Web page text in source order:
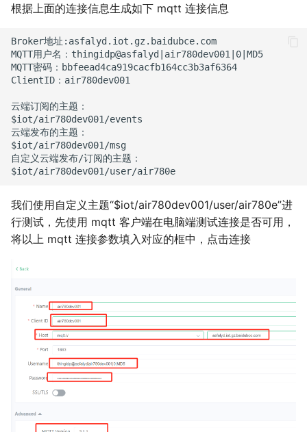
根据上面的连接信息生成如下 mqtt 连接信息
Broker地址:asfalyd.iot.gz.baidubce.com
MQTT用户名：thingidp@asfalyd|air780dev001|0|MD5
MQTT密码：bbfeead4ca919cacfb164cc3b3af6364
ClientID：air780dev001
云端订阅的主题：
$iot/air780dev001/events
云端发布的主题：
$iot/air780dev001/msg
自定义云端发布/订阅的主题：
我们使用自定义主题“$iot/air780dev001/user/air780e”进
行测试，先使用 mqtt 客户端在电脑端测试连接是否可用，
将以上 mqtt 连接参数填入对应的框中，点击连接